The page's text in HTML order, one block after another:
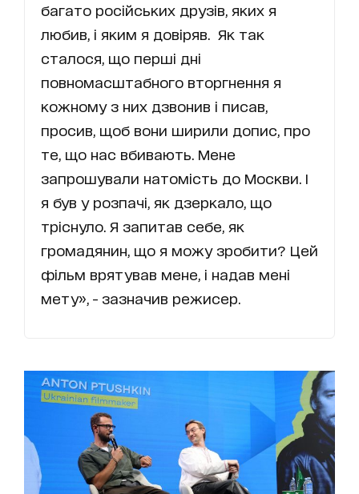
багато російських друзів, яких я
любив, і яким я довіряв. Як так
сталося, що перші дні
повномасштабного вторгнення я
кожному з них дзвонив і писав,
просив, щоб вони ширили допис, про
те, що нас вбивають. Мене
запрошували натомість до Москви. І
я був у розпачі, як дзеркало, що
тріснуло. Я запитав себе, як
громадянин, що я можу зробити? Цей
фільм врятував мене, і надав мені
мету», - зазначив режисер.